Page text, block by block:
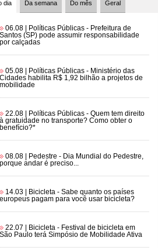
dia Da semana Do mês Geral
06.08 | Políticas Públicas - Prefeitura de
Santos (SP) pode assumir responsabilidade
por calçadas
05.08 | Políticas Públicas - Ministério das
Cidades habilita R$ 1,92 bilhão a projetos de
mobilidade
22.08 | Políticas Públicas - Quem tem direito
à gratuidade no transporte? Como obter o
benefício?*
08.08 | Pedestre - Dia Mundial do Pedestre,
porque andar é preciso...
14.03 | Bicicleta - Sabe quanto os países
europeus pagam para você usar bicicleta?
22.07 | Bicicleta - Festival de bicicleta em
São Paulo terá Simpósio de Mobilidade Ativa